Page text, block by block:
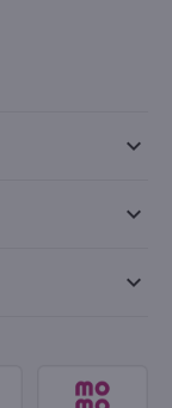
keyboard_arrow_down
keyboard_arrow_down
keyboard_arrow_down